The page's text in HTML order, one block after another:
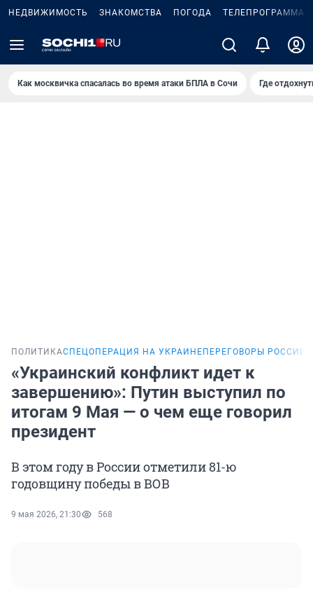
НЕДВИЖИМОСТЬ ЗНАКОМСТВА ПОГОДА ТЕЛЕПРОГРАММА
Как москвичка спасалась во время атаки БПЛА в Сочи Где
ПОЛИТИКАСПЕЦОПЕРАЦИЯ НА УКРАИНЕ ПЕРЕГОВОРЫ РОССИИ
«Украинский конфликт идет к
завершению»: Путин выступил по
итогам 9 Мая — о чем еще говорил
президент
В этом году в России отметили 81-ю
годовщину победы в ВОВ
9 мая 2026, 21:30 568